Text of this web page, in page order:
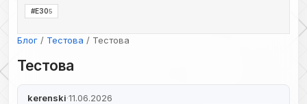
#E305
Блог / Тестова / Тестова
Тестова
kerenski·11.06.2026